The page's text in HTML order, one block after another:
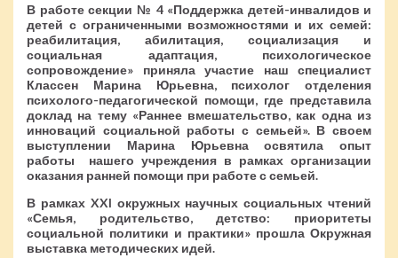
В работе секции № 4 «Поддержка детей-инвалидов и
детей с ограниченными возможностями и их семей:
реабилитация, абилитация, социализация и
социальная адаптация, психологическое
сопровождение» приняла участие наш специалист
Классен Марина Юрьевна, психолог отделения
психолого-педагогической помощи, где представила
доклад на тему «Раннее вмешательство, как одна из
инноваций социальной работы с семьей». В своем
выступлении Марина Юрьевна освятила опыт
работы нашего учреждения в рамках организации
оказания ранней помощи при работе с семьей.
В рамках XXI окружных научных социальных чтений
«Семья, родительство, детство: приоритеты
социальной политики и практики» прошла Окружная
выставка методических идей.